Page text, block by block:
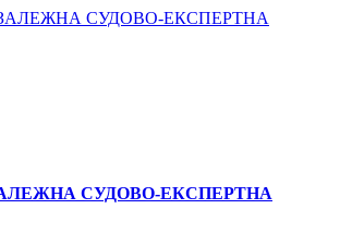
СУДОВО-ЕКСПЕРТНА